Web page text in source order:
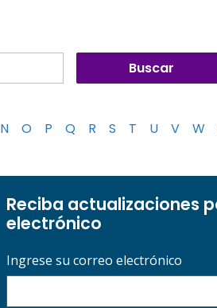
N O P Q R S T U V W
Reciba actualizaciones
electrónico
Ingrese su correo electrónico